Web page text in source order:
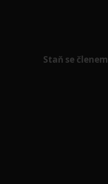
Staň se členem